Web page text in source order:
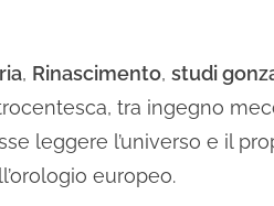
, Rinascimento, studi
tra ingegno
leggere l’universo e il
europeo.